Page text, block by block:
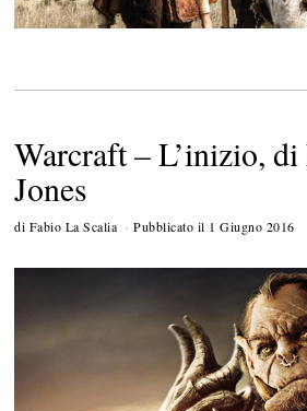
Warcraft – L’inizio,
Jones
di Fabio La Scalia Pubblicato il 1 Giugno 2016
u
g
n
o
2
0
1
6